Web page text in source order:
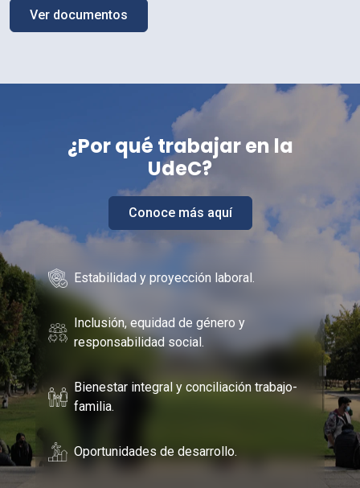
Ver documentos
¿Porqué trabajar en la
UdeC?
Conoce más aquí
Estabilidad y proyección laboral.
Inclusión, equidad de género y
responsabilidad social.
Bienestar integral y conciliación trabajo-
familia.
Oportunidades de desarrollo.